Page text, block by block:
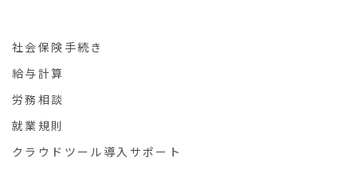
社会保険手続き
給与計算
労務相談
就業規則
クラウドツール導入サポート